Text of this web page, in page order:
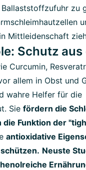
zu
Mittleidenschaft
Schutz
Curcumin,
allem in Obst und
wahre Helfer für die
Sie fördern die
Funktion der
antioxidative
Neuste